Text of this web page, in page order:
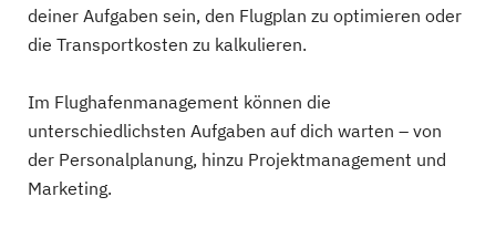
deiner Aufgaben sein, den Flugplan zu optimieren oder
die Transportkosten zu kalkulieren.
Im Flughafenmanagement können die
unterschiedlichsten Aufgaben auf dich warten – von
der Personalplanung, hinzu Projektmanagement und
Marketing.